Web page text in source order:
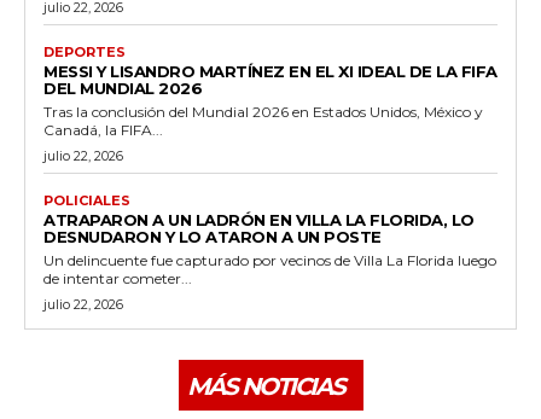
julio 22, 2026
DEPORTES
MESSI Y LISANDRO MARTÍNEZ EN EL XI IDEAL DE LA FIFA
DEL MUNDIAL 2026
Tras la conclusión del Mundial 2026 en Estados Unidos, México y
Canadá, la FIFA...
julio 22, 2026
POLICIALES
ATRAPARON A UN LADRÓN EN VILLA LA FLORIDA, LO
DESNUDARON Y LO ATARON A UN POSTE
Un delincuente fue capturado por vecinos de Villa La Florida luego
de intentar cometer...
julio 22, 2026
MÁS NOTICIAS